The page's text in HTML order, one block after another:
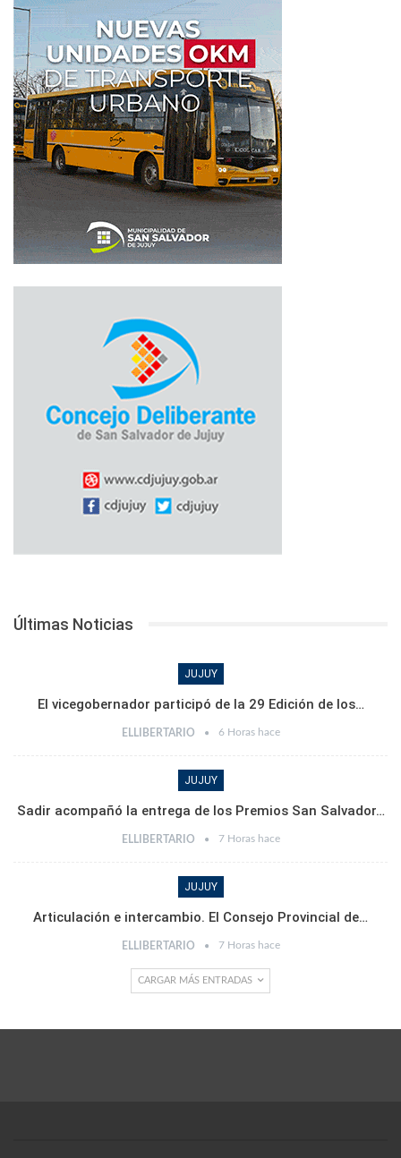
Últimas Noticias
JUJUY
El vicegobernador participó de la 29 Edición de los…
ELLIBERTARIO 6 Horas hace
JUJUY
Sadir acompañó la entrega de los Premios San Salvador…
ELLIBERTARIO 7 Horas hace
JUJUY
Articulación e intercambio. El Consejo Provincial de…
ELLIBERTARIO 7 Horas hace
CARGAR MÁS ENTRADAS